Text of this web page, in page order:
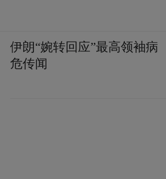
伊朗“婉转回应”最高领袖病
危传闻